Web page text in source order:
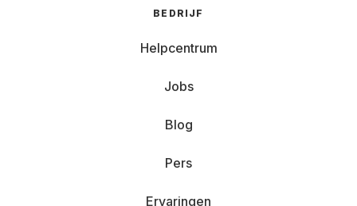
BEDRIJF
Helpcentrum
Jobs
Blog
Pers
Ervaringen